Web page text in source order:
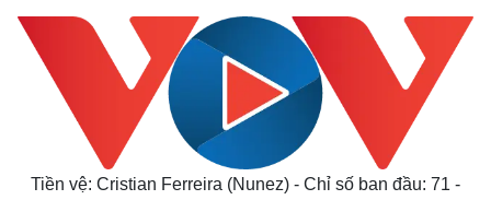
Tiền vệ: Cristian Ferreira (Nunez) - Chỉ số ban đầu: 71 -